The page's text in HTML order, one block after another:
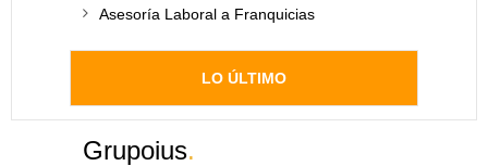
Asesoría Laboral a Franquicias
LO ÚLTIMO
Grupoius.